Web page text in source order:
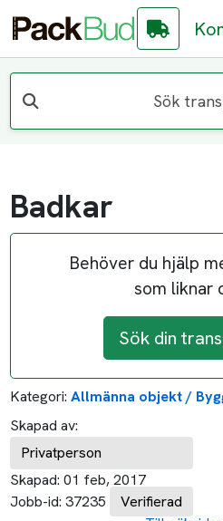
Sök
Badkar
Behöver du hjälp
som liknar
Sök din
Kategori: Allmänna objekt /
Skapad av:
Privatperson
Skapad: 01 feb, 2017
Jobb-id: 37235 Verifierad